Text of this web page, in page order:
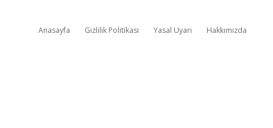
Anasayfa Gizlilik Politikası Yasal Uyarı Hakkımızda